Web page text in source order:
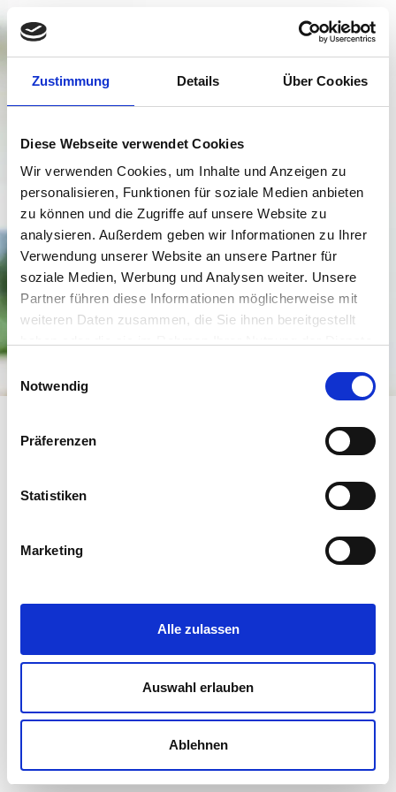
Zustimmung Details Über Cookies
Diese Webseite verwendet Cookies
Wir verwenden Cookies, um Inhalte und Anzeigen zu
personalisieren, Funktionen für soziale Medien anbieten
zu können und die Zugriffe auf unsere Website zu
analysieren. Außerdem geben wir Informationen zu Ihrer
Verwendung unserer Website an unsere Partner für
soziale Medien, Werbung und Analysen weiter. Unsere
Partner führen diese Informationen möglicherweise mit
weiteren Daten zusammen, die Sie ihnen bereitgestellt
Notwendig
Präferenzen
Statistiken
Marketing
Alle zulassen
Auswahl erlauben
Ablehnen
Bsc. in Eng.
Projektleiter Tragwerksplanung